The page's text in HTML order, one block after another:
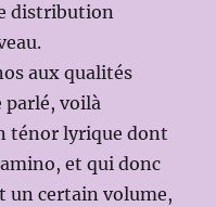
distribution
aux qualités
parlé, voilà
ténor lyrique dont
et qui donc
un certain volume,